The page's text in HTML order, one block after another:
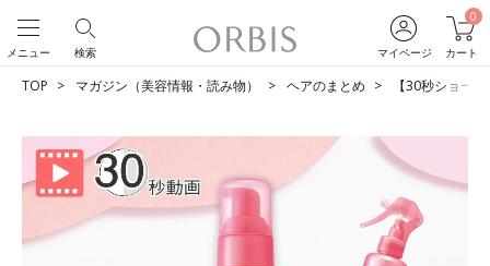
マイページ
0
カート
検索
メニュー
TOP マガジン（美容情報・読み物） ヘアのまとめ 【30秒ショー